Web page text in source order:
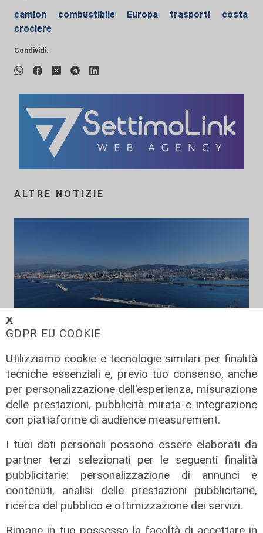
𝗫
GDPR EU COOKIE
Utilizziamo cookie e tecnologie similari per finalità
tecniche essenziali e, previo tuo consenso, anche
per personalizzazione dell'esperienza, misurazione
delle prestazioni, pubblicità mirata e integrazione
con piattaforme di audience measurement.
I tuoi dati personali possono essere elaborati da
partner terzi selezionati per le seguenti finalità
pubblicitarie: personalizzazione di annunci e
contenuti, analisi delle prestazioni pubblicitarie,
ricerca del pubblico e ottimizzazione dei servizi.
camion combustibile Europa trasporti
costa
crociere
Condividi:
ALTRE NOTIZIE
L'opera
Diga di Genova, posato nuovo mega
cassone: l'opera raggiunge 1.5 km di
lunghezza
di Redazione